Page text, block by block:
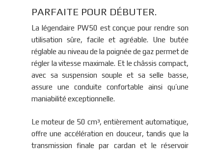
PARFAITE POUR DÉBUTER.
La légendaire PW50 est conçue pour rendre son
utilisation sûre, facile et agréable. Une butée
réglable au niveau de la poignée de gaz permet de
régler la vitesse maximale. Et le châssis compact,
avec sa suspension souple et sa selle basse,
assure une conduite confortable ainsi qu’une
maniabilité exceptionnelle.
Le moteur de 50 cm³, entièrement automatique,
offre une accélération en douceur, tandis que la
transmission finale par cardan et le réservoir